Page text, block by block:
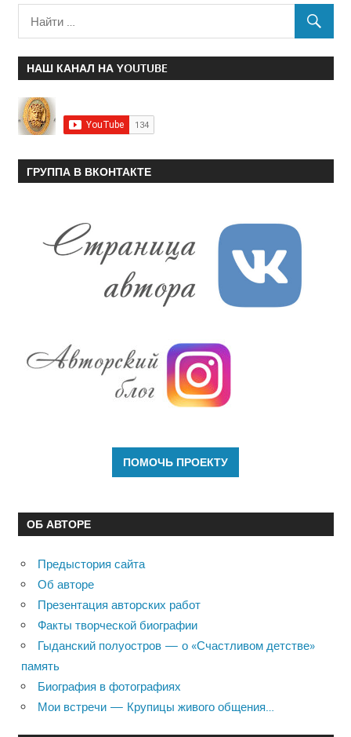
НАШ КАНАЛ НА YOUTUBE
ГРУППА В ВКОНТАКТЕ
ОБ АВТОРЕ
Предыстория сайта
Об авторе
Презентация авторских работ
Факты творческой биографии
Гыданский полуостров — о «Счастливом детстве»
память
Биография в фотографиях
Мои встречи — Крупицы живого общения…